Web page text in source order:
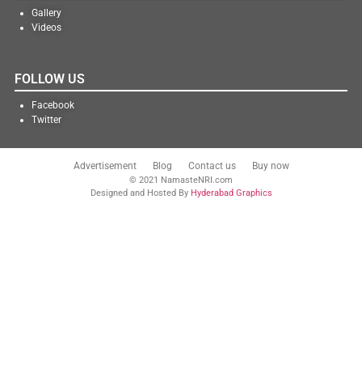
Gallery
Videos
FOLLOW US
Facebook
Twitter
Advertisement Blog Contact us Buy now
© 2021 NamasteNRI.com
Designed and Hosted By Hyderabad Graphics